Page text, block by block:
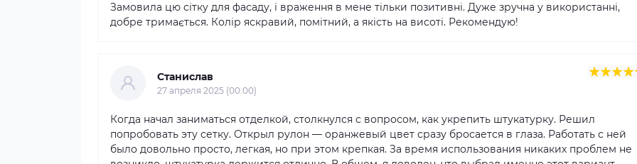
Замовила цю сітку для фасаду, і враження в мене тільки позитивні. Дуже зручна у використанні,
добре тримається. Колір яскравий, помітний, а якість на висоті. Рекомендую!
Станислав
27 апреля 2025 (00:00)
Когда начал заниматься отделкой, столкнулся с вопросом, как укрепить штукатурку. Решил
попробовать эту сетку. Открыл рулон — оранжевый цвет сразу бросается в глаза. Работать с ней
было довольно просто, легкая, но при этом крепкая. За время использования никаких проблем не